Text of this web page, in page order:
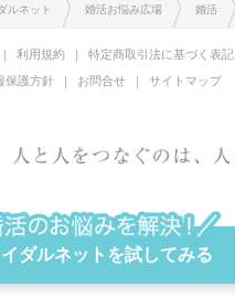
ダルネットを試してみる
ルネット 婚活お悩み広場 婚活
利用規約
特定商取引法に基づく表記
保護方針
お問合せ サイトマップ
と結婚をまじめに考える婚活アプリ
© IBJ Inc. All rights reserved.